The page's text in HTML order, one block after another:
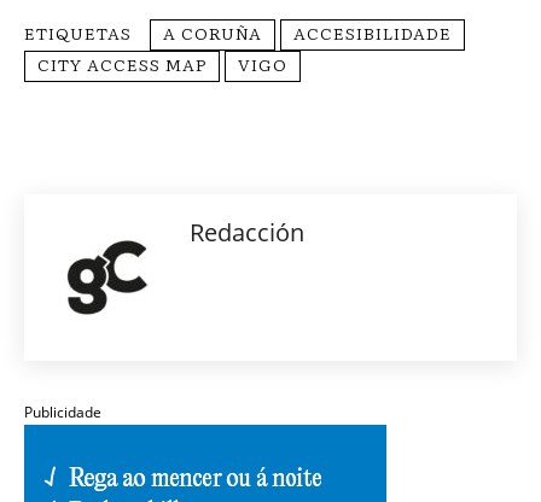
ETIQUETAS A CORUÑA
ACCESIBILIDADE
CITY ACCESS MAP
VIGO
Redacción
Publicidade